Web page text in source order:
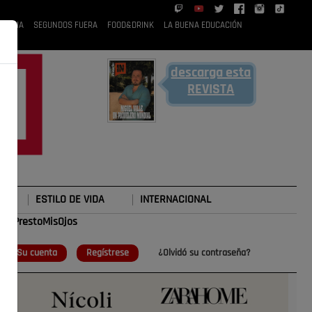
RUBIA SEGUNDOS FUERA FOOD&DRINK LA BUENA EDUCACIÓN
descarga esta
REVISTA
ESTILO DE VIDA INTERNACIONAL
Su cuenta Regístrese ¿Olvidó su contraseña?